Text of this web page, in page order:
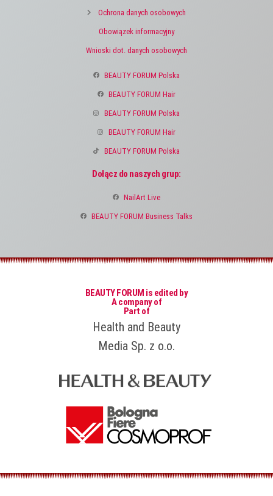
Ochrona danych osobowych
Obowiązek informacyjny
Wnioski dot. danych osobowych
BEAUTY FORUM Polska
BEAUTY FORUM Hair
BEAUTY FORUM Polska
BEAUTY FORUM Hair
BEAUTY FORUM Polska
Dołącz do naszych grup:
NailArt Live
BEAUTY FORUM Business Talks
BEAUTY FORUM is edited by
A company of
Part of
Health and Beauty
Media Sp. z o.o.